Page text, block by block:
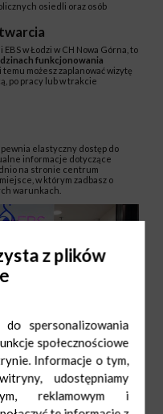
osiedli oraz osób
w Łodzi w CH Nowa Górna, to
funkcjonowania
temu możesz zaplanować wizytę
po pracy lub w trakcie
elastyczny dostęp do
informacje dotyczące
na stronie centrum
w którym zadbasz o
warunkach.
z plików
spersonalizowania
społecznościowe
Informacje o tym,
udostępniamy
reklamowym i